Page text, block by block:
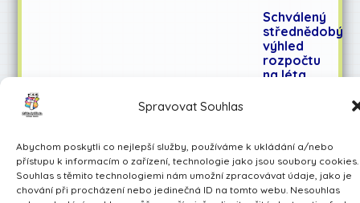
Spravovat Souhlas
Abychom poskytli co nejlepší služby, používáme k ukládání a/nebo
přístupu k informacím o zařízení, technologie jako jsou soubory cookies.
Souhlas s těmito technologiemi nám umožní zpracovávat údaje, jako je
chování při procházení nebo jedinečná ID na tomto webu. Nesouhlas
Schválený
střednědobý
výhled
rozpočtu
na léta
Učíme se pro život
Made by Avarita